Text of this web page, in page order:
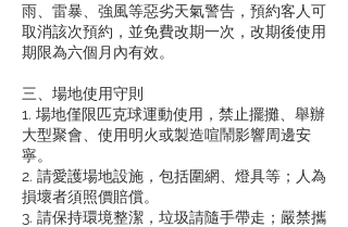
雨、雷暴、強風等惡劣天氣警告，預約客人可
取消該次預約，並免費改期一次，改期後使用
期限為六個月內有效。
三、場地使用守則
1. 場地僅限匹克球運動使用，禁止擺攤、舉辦
大型聚會、使用明火或製造喧鬧影響周邊安
寧。
2. 請愛護場地設施，包括圍網、燈具等；人為
損壞者須照價賠償。
3. 請保持環境整潔，垃圾請隨手帶走；嚴禁攜